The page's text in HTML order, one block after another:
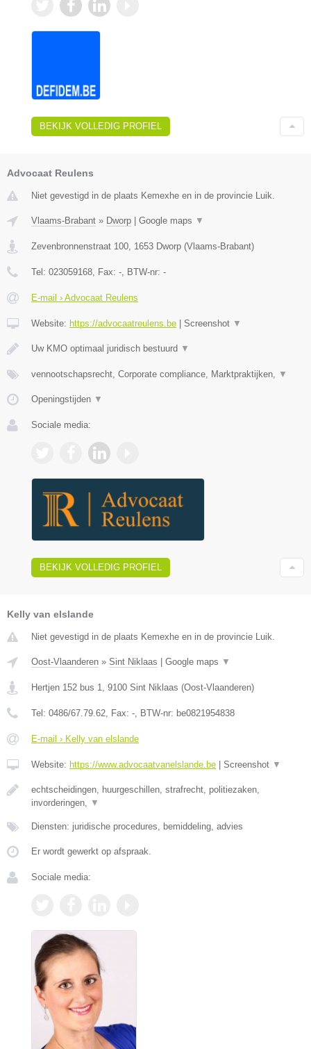
BEKIJK VOLLEDIG PROFIEL
Advocaat Reulens
Niet gevestigd in de plaats Kemexhe en in de provincie Luik.
Vlaams-Brabant » Dworp Google maps ▼
Zevenbronnenstraat 100 1653 Dworp (Vlaams-Brabant)
Tel: 023059168 , Fax: - , BTW-nr: -
E-mail › Advocaat Reulens
Website: https://advocaatreulens.be Screenshot ▼
Uw KMO optimaal juridisch bestuurd ▼
vennootschapsrecht, Corporate compliance, Marktpraktijken, ▼
Openingstijden ▼
Sociale media:
BEKIJK VOLLEDIG PROFIEL
Kelly van elslande
Niet gevestigd in de plaats Kemexhe en in de provincie Luik.
Oost-Vlaanderen » Sint Niklaas Google maps ▼
Hertjen 152 bus 1, 9100 Sint Niklaas (Oost-Vlaanderen)
Tel: 0486/67.79.62, Fax: -, BTW-nr: be0821954838
E-mail › Kelly van elslande
Website: https://www.advocaatvanelslande.be Screenshot ▼
echtscheidingen, huurgeschillen, strafrecht, politiezaken,
invorderingen, ▼
Diensten: juridische procedures, bemiddeling, advies
Er wordt gewerkt op afspraak.
Sociale media: